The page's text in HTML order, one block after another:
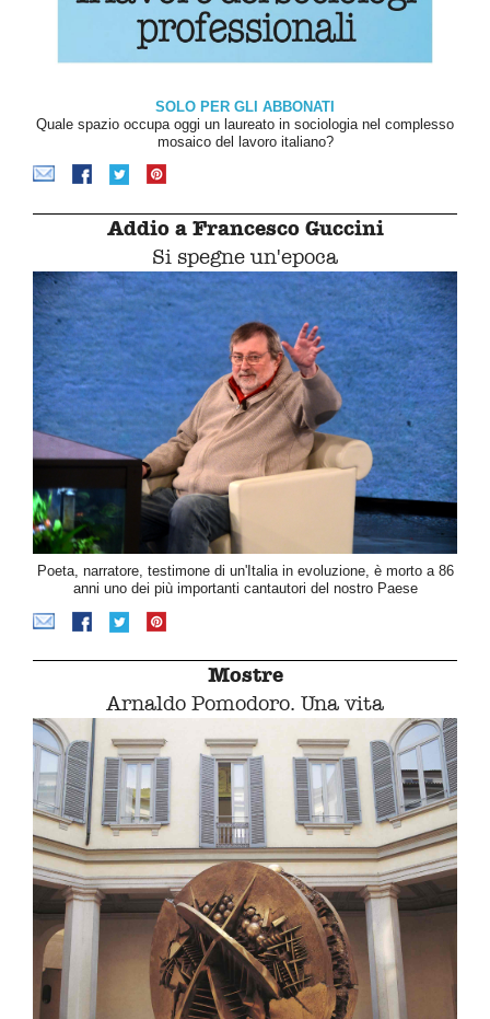
SOLO PER GLI ABBONATI
Quale spazio occupa oggi un laureato in sociologia nel complesso
mosaico del lavoro italiano?
Addio a Francesco Guccini
Si spegne un'epoca
Poeta, narratore, testimone di un'Italia in evoluzione, è morto a 86
anni uno dei più importanti cantautori del nostro Paese
Mostre
Arnaldo Pomodoro. Una vita